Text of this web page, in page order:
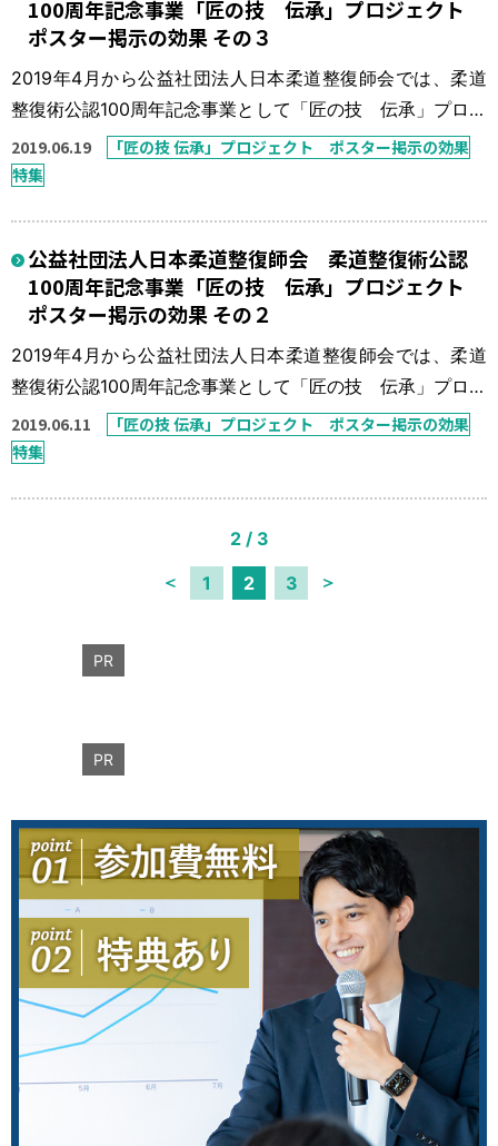
に「匠の技 伝承」プロジェ […]
100周年記念事業「匠の技 伝承」プロジェクト
ポスター掲示の効果 その３
2019年4月から公益社団法人日本柔道整復師会では、柔道
整復術公認100周年記念事業として「匠の技 伝承」プロジ
ェクトを実施している。 本来、柔道整復師の得意技は骨
折・脱臼の整復固定であったが、この30年間で柔道整復師
一度、骨折・脱臼の患者さんを接骨院に！」を一つの目標
に「匠の技 伝承」プロジェ […]
2019.06.19
「匠の技 伝承」プロジェクト ポスター掲示の効果
特集
公益社団法人日本柔道整復師会 柔道整復術公認
100周年記念事業「匠の技 伝承」プロジェクト
ポスター掲示の効果 その２
2019年4月から公益社団法人日本柔道整復師会では、柔道
整復術公認100周年記念事業として「匠の技 伝承」プロジ
ェクトを実施している。 本来、柔道整復師の得意技は骨
折・脱臼の整復固定であったが、この30年間で柔道整復師
一度、骨折・脱臼の患者さんを接骨院に！」を一つの目標
に「匠の技 伝承」プロジェ […]
2019.06.11
「匠の技 伝承」プロジェクト ポスター掲示の効果
特集
2 / 3
＜
1 2 3 ＞
PR
PR